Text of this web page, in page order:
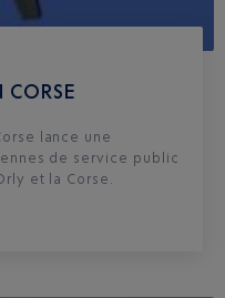
CORSE
lance une
de service public
et la Corse.